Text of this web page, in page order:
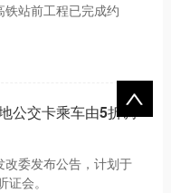
铁站前工程已完成约
公交卡乘车由5折调
改委发布公告，计划于
会。